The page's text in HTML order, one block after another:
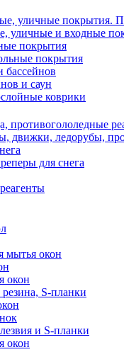
уличные покрытия.
уличные и входные
покрытия
покрытия
бассейнов
и саун
коврики
противогололедные
движки, ледорубы,
для снега
мытья окон
окон
S-планки
и S-планки
окон